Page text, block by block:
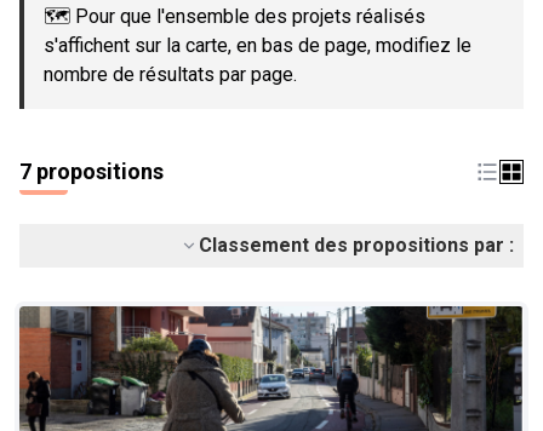
🗺️ Pour que l'ensemble des projets réalisés
s'affichent sur la carte, en bas de page, modifiez le
nombre de résultats par page.
7 propositions
Classement des propositions par :